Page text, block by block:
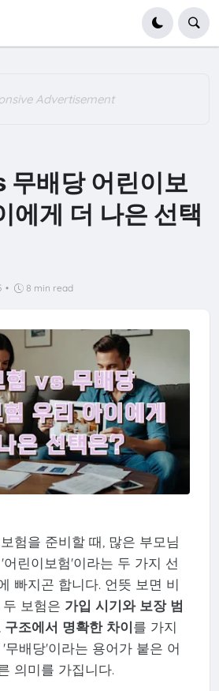
Advertisement
무배당 어린이보
에게 더 나은 선택
• 8 min read
험을 준비할 때, 많은 부모님
린이보험'이라는 두 가지 선
빠지곤 합니다. 언뜻 보면 비
보험은 가입 시기와 보장 범
조에서 명확한 차이를 가지
무배당'이라는 용어가 붙은 어
의미를 가집니다.